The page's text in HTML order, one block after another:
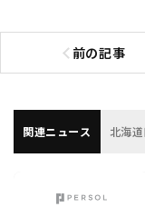
前の記事
前の記事
関連ニュース 北海